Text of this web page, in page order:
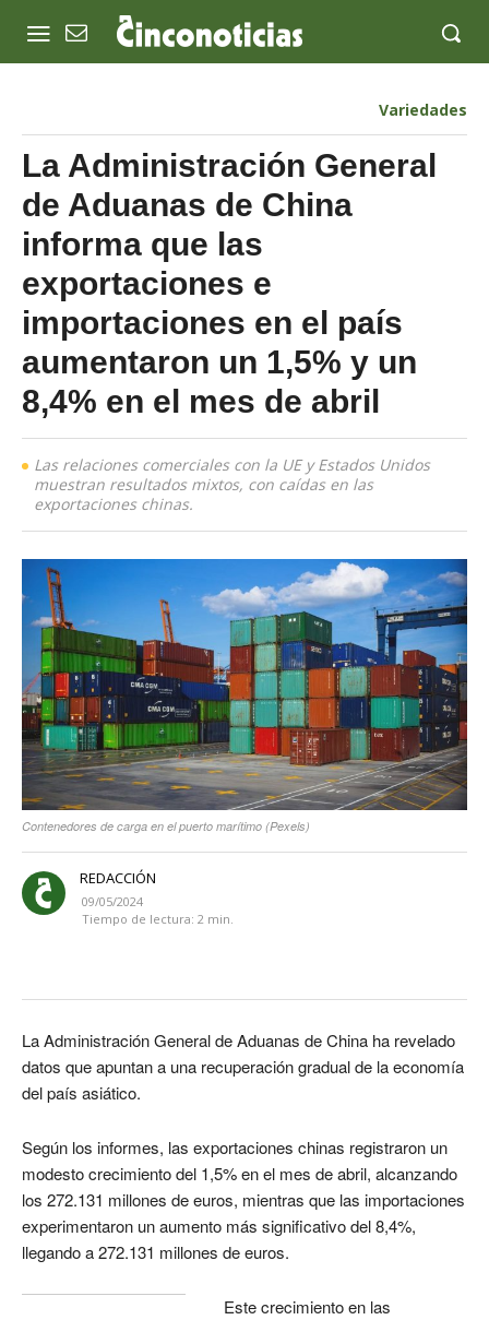
Variedades
La Administración General
de Aduanas de China
informa que las
exportaciones e
importaciones en el país
aumentaron un 1,5% y un
8,4% en el mes de abril
Las relaciones comerciales con la UE y Estados Unidos
muestran resultados mixtos, con caídas en las
exportaciones chinas.
Contenedores de carga en el puerto marítimo (Pexels)
REDACCIÓN
09/05/2024
Tiempo de lectura: 2 min.
La Administración General de Aduanas de China ha revelado
datos que apuntan a una recuperación gradual de la economía
del país asiático.
Según los informes, las exportaciones chinas registraron un
modesto crecimiento del 1,5% en el mes de abril, alcanzando
los 272.131 millones de euros, mientras que las importaciones
experimentaron un aumento más significativo del 8,4%,
llegando a 272.131 millones de euros.
Este crecimiento en las